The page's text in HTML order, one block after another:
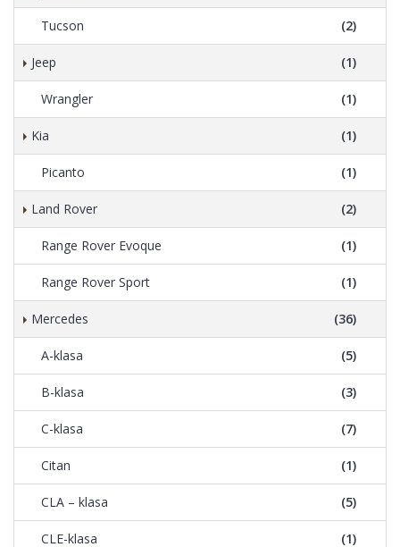
Tucson (2)
Jeep (1)
Wrangler (1)
Kia (1)
Picanto (1)
Land Rover (2)
Range Rover Evoque (1)
Range Rover Sport (1)
Mercedes (36)
A-klasa (5)
B-klasa (3)
C-klasa (7)
Citan (1)
CLA – klasa (5)
CLE-klasa (1)